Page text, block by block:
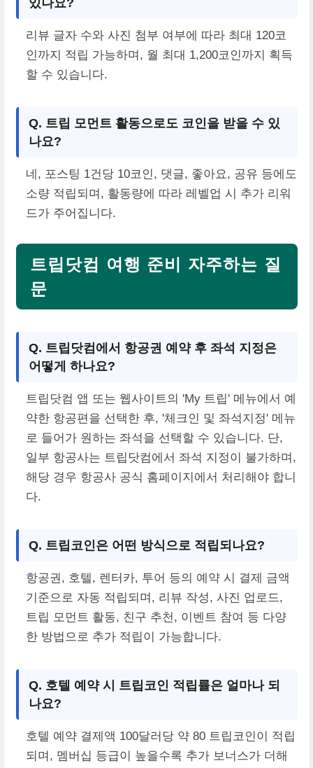
있나요?
리뷰 글자 수와 사진 첨부 여부에 따라 최대 120코
인까지 적립 가능하며, 월 최대 1,200코인까지 획득
할 수 있습니다.
Q. 트립 모먼트 활동으로도 코인을 받을 수 있
나요?
네, 포스팅 1건당 10코인, 댓글, 좋아요, 공유 등에도
소량 적립되며, 활동량에 따라 레벨업 시 추가 리워
드가 주어집니다.
트립닷컴 여행 준비 자주하는 질
문
Q. 트립닷컴에서 항공권 예약 후 좌석 지정은
어떻게 하나요?
트립닷컴 앱 또는 웹사이트의 'My 트립' 메뉴에서 예
약한 항공편을 선택한 후, '체크인 및 좌석지정' 메뉴
로 들어가 원하는 좌석을 선택할 수 있습니다. 단,
일부 항공사는 트립닷컴에서 좌석 지정이 불가하며,
해당 경우 항공사 공식 홈페이지에서 처리해야 합니
다.
Q. 트립코인은 어떤 방식으로 적립되나요?
항공권, 호텔, 렌터카, 투어 등의 예약 시 결제 금액
기준으로 자동 적립되며, 리뷰 작성, 사진 업로드,
트립 모먼트 활동, 친구 추천, 이벤트 참여 등 다양
한 방법으로 추가 적립이 가능합니다.
Q. 호텔 예약 시 트립코인 적립률은 얼마나 되
나요?
호텔 예약 결제액 100달러당 약 80 트립코인이 적립
되며, 멤버십 등급이 높을수록 추가 보너스가 더해